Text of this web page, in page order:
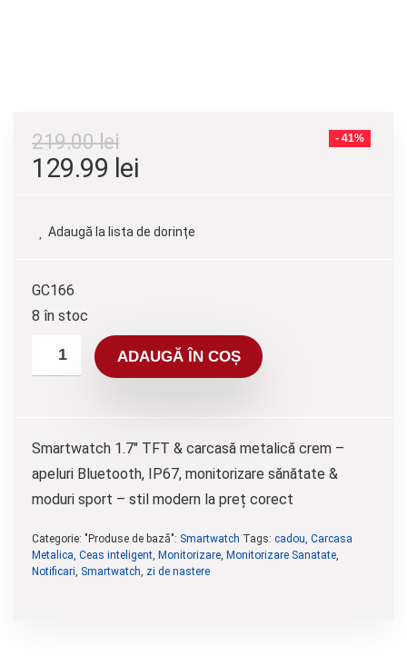
- 41%
219.00lei
129.99 lei
Adaugă la lista de dorințe
GC166
8 în stoc
ADAUGĂ ÎN COȘ
Smartwatch 1.7″ TFT & carcasă metalică crem –
apeluri Bluetooth, IP67, monitorizare sănătate &
moduri sport – stil modern la preț corect
Categorie: "Produse de bază": Smartwatch Tags: cadou Carcasa
Metalica Ceas inteligent Monitorizare Monitorizare Sanatate
Notificari Smartwatch zi de nastere